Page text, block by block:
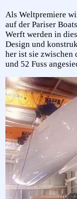
Als Weltpremiere
auf der Pariser
Werft werden in
Design und
her ist sie zwischen
und 52 Fuss